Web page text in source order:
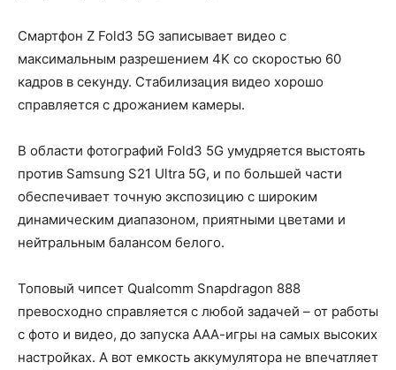
Смартфон Z Fold3 5G записывает видео с
максимальным разрешением 4K со скоростью 60
кадров в секунду. Стабилизация видео хорошо
справляется с дрожанием камеры.
В области фотографий Fold3 5G умудряется выстоять
против Samsung S21 Ultra 5G, и по большей части
обеспечивает точную экспозицию с широким
динамическим диапазоном, приятными цветами и
нейтральным балансом белого.
Топовый чипсет Qualcomm Snapdragon 888
превосходно справляется с любой задачей – от работы
с фото и видео, до запуска ААА-игры на самых высоких
настройках. А вот емкость аккумулятора не впечатляет